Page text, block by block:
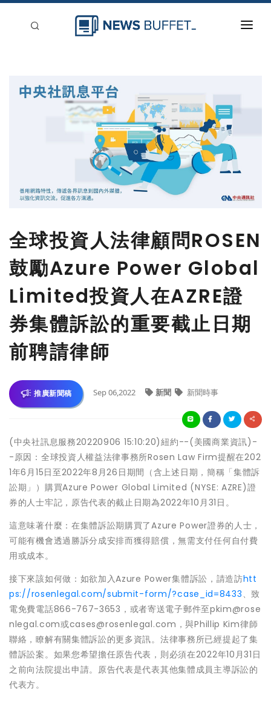
全球投資人法律顧問ROSEN
鼓勵Azure Power Global
Limited投資人在AZRE證
券集體訴訟的重要截止日期
前聘請律師
推廣新聞稿 Sep 06,2022 新聞 新聞時事
(中央社訊息服務20220906 15:10:20)紐約--(美國商業資訊)-
-原因：全球投資人權益法律事務所Rosen Law Firm提醒在202
1年6月15日至2022年8月26日期間（含上述日期，簡稱「集體訴
訟期」）購買Azure Power Global Limited (NYSE: AZRE)證
券的人士牢記，原告代表的截止日期為2022年10月31日。
這意味著什麼：在集體訴訟期購買了Azure Power證券的人士，
可能有機會透過勝訴分成安排而獲得賠償，無需支付任何自付費
用或成本。
接下來該如何做：如欲加入Azure Power集體訴訟，請造訪htt
ps://rosenlegal.com/submit-form/?case_id=8433 、致
電免費電話866-767-3653，或者寄送電子郵件至pkim@rose
nlegal.com或cases@rosenlegal.com，與Phillip Kim律師
聯絡，瞭解有關集體訴訟的更多資訊。法律事務所已經提起了集
體訴訟案。如果您希望擔任原告代表，則必須在2022年10月31日
之前向法院提出申請。原告代表是代表其他集體成員主導訴訟的
代表方。